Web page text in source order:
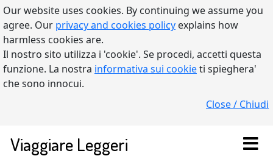
Our website uses cookies. By continuing we assume you
agree. Our privacy and cookies policy explains how
harmless cookies are.
Il nostro sito utilizza i 'cookie'. Se procedi, accetti questa
funzione. La nostra informativa sui cookieti spieghera'
che sono innocui.
Close / Chiudi
Viaggiare Leggeri